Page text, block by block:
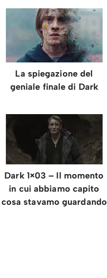
La spiegazione del
geniale finale di Dark
Dark 1×03 – Il momento
in cui abbiamo capito
cosa stavamo guardando